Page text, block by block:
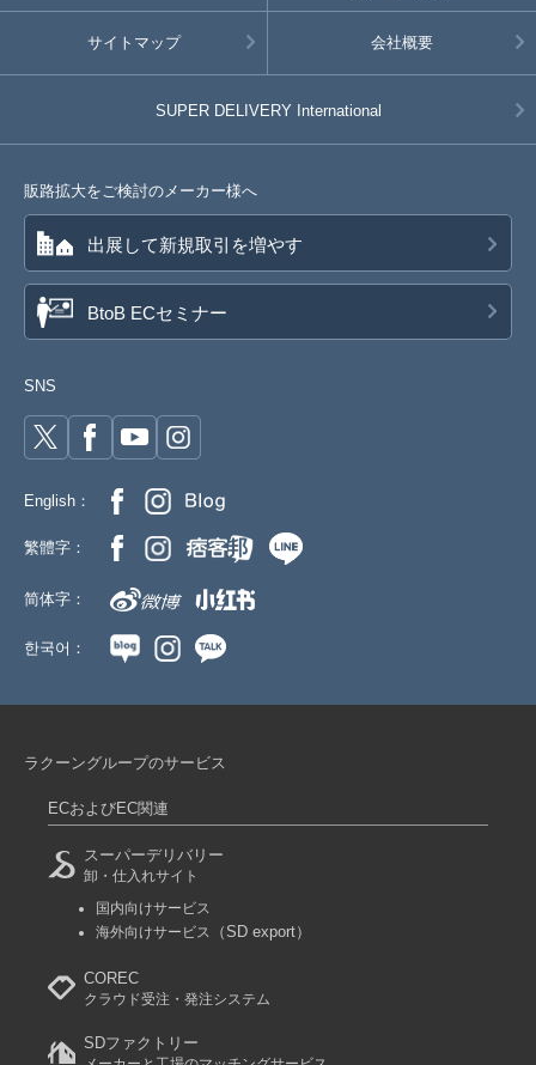
サイトマップ 会社概要
SUPER DELIVERY International
販路拡大をご検討のメーカー様へ
出展して新規取引を増やす
BtoB ECセミナー
SNS
English：
繁體字：
简体字：
한국어：
ラクーングループのサービス
ECおよびEC関連
スーパーデリバリー
卸・仕入れサイト
国内向けサービス
海外向けサービス
（SD export）
COREC
クラウド受注・発注システム
SDファクトリー